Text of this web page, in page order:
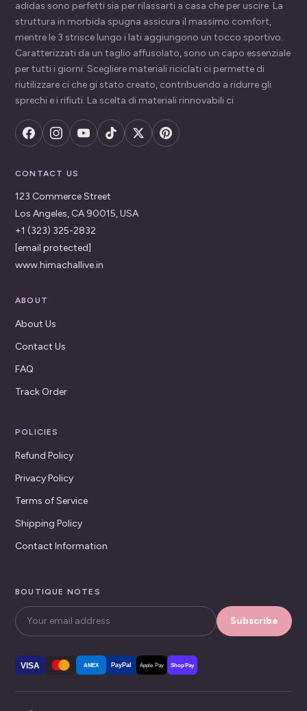
adidas sono perfetti sia per rilassarti a casa che per uscire. La
struttura in morbida spugna assicura il massimo comfort,
mentre le 3 strisce lungo i lati aggiungono un tocco sportivo.
Caratterizzati da un taglio affusolato, sono un capo essenziale
per tutti i giorni. Scegliere materiali riciclati ci permette di
riutilizzare ci che gi stato creato, contribuendo a ridurre gli
sprechi e i rifiuti. La scelta di materiali rinnovabili ci
CONTACT US
123 Commerce Street
Los Angeles, CA 90015, USA
+1 (323) 325-2832
[email protected]
www.himachallive.in
ABOUT
About Us
Contact Us
FAQ
Track Order
POLICIES
Refund Policy
Privacy Policy
Terms of Service
Shipping Policy
Contact Information
BOUTIQUE NOTES
Subscribe
VISA AMEX PayPal Apple Pay Shop Pay